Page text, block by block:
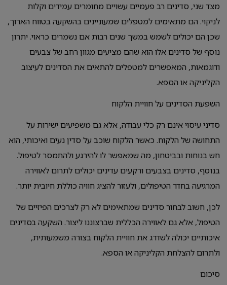
מצד שני, סדינים רב פעמיים עשויים מחומרים עמידים וקלות
לניקוי. הם מתאימים למטפלים שמעוניינים בהשקעה בטווח הארוך,
שכן הם יכולים לשמש במשך שנים רבות אם נשמרים כראוי. יתרון
נוסף של סדינים אלו הוא שהם מציעים מגוון רחב של צבעים
ודוגמאות, המאפשרים למטפלים להתאים את הסדינים לעיצוב
הקליניקה או הספא.
השפעת הסדינים על חוויית הלקוח
סדיני עיסוי אינם רק כלי עבודה, אלא גם משפיעים ישירות על
התחושה של הלקוח. כאשר הלקוח שוכב על סדין נעים ואיכותי, הוא
חש בנוחות ובביטחון, מה שמאפשר לו להירגע ולהתמסר לטיפול.
בנוסף, סדינים בצבעים ורקעים עדינים יכולים לתרום לאווירה
המרגיעה בחדר הטיפולים, ולעזור להציג חוויה כוללת חיובית יותר.
לכן, חשוב לבחור סדינים שמתאימים לא רק לצרכים הפיזיים של
הטיפול, אלא גם לאווירה הכללית שברצוננו ליצור. השקעה בסדינים
איכותיים יכולה לשדרג את חוויית הלקוח בצורה משמעותית,
ולתרום להצלחת הקליניקה או הספא.
סיכום